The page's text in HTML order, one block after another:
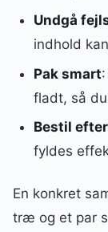
Undgå
indhold
Pak smart
fladt, så
Bestil efter
fyldes
En konkret
træ og et par